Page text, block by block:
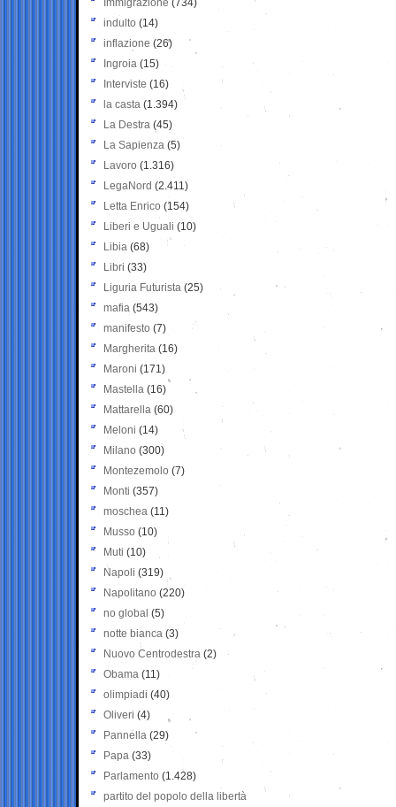
Immigrazione (734)
indulto (14)
inflazione (26)
Ingroia (15)
Interviste (16)
la casta (1.394)
La Destra (45)
La Sapienza (5)
Lavoro (1.316)
LegaNord (2.411)
Letta Enrico (154)
Liberi e Uguali (10)
Libia (68)
Libri (33)
Liguria Futurista (25)
mafia (543)
manifesto (7)
Margherita (16)
Maroni (171)
Mastella (16)
Mattarella (60)
Meloni (14)
Milano (300)
Montezemolo (7)
Monti (357)
moschea (11)
Musso (10)
Muti (10)
Napoli (319)
Napolitano (220)
no global (5)
notte bianca (3)
Nuovo Centrodestra (2)
Obama (11)
olimpiadi (40)
Oliveri (4)
Pannella (29)
Papa (33)
Parlamento (1.428)
partito del popolo della libertà